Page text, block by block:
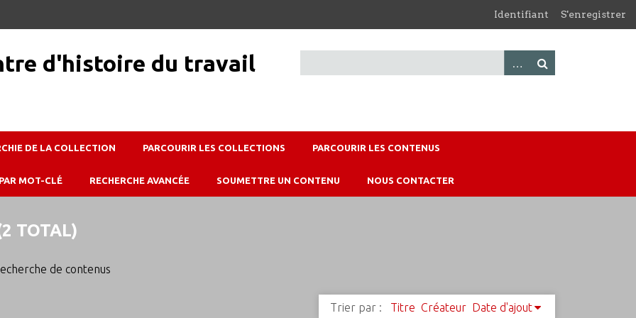
Identifiant S'enregistrer
DE LA COLLECTION PARCOURIR LES COLLECTIONS PARCOURIR LES CONTENUS
MOT-CLÉ RECHERCHE AVANCÉE SOUMETTRE UN CONTENU NOUS CONTACTER
TOTAL)
de contenus
Trier par : Titre Créateur Date d'ajout